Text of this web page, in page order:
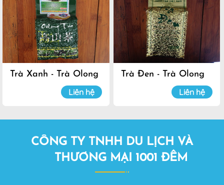
Trà Xanh - Trà Olong
Liên hệ
Trà Đen - Trà Olong
Liên hệ
CÔNG TY TNHH DU LỊCH VÀ
THƯƠNG MẠI 1001 ĐÊM